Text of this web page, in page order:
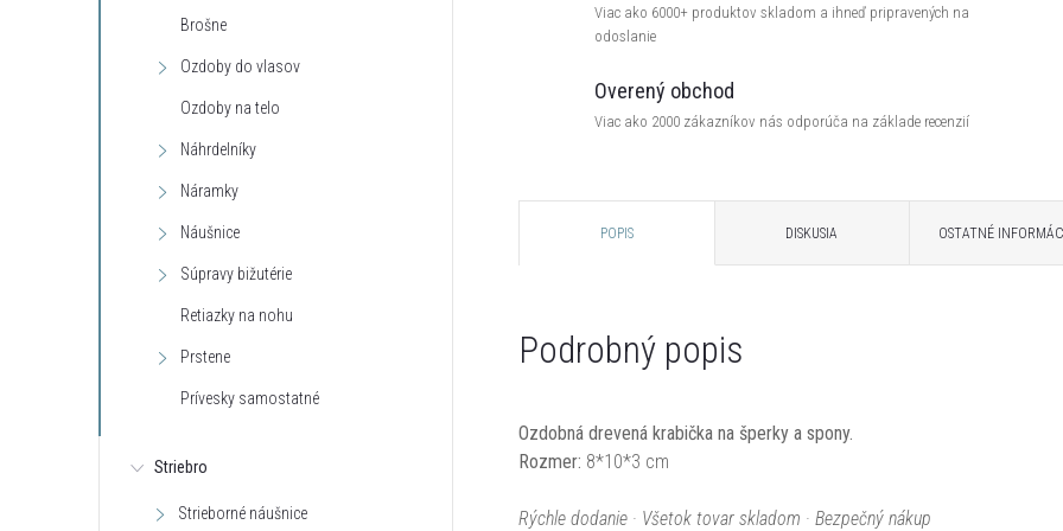
Brošne
Ozdoby do vlasov
Ozdoby na telo
Náhrdelníky
Náramky
Náušnice
Súpravy bižutérie
Retiazky na nohu
Prstene
Prívesky samostatné
Striebro
Strieborné náušnice
Viac ako 6000+ produktov skladom a ihneď pripravených na
odoslanie
Overený obchod
Viac ako 2000 zákazníkov nás odporúča na základe recenzií
POPIS DISKUSIA OSTATNÉ
Podrobný popis
Ozdobná drevená krabička na šperky a spony.
Rozmer: 8*10*3 cm
Rýchle dodanie · Všetok tovar skladom · Bezpečný nákup